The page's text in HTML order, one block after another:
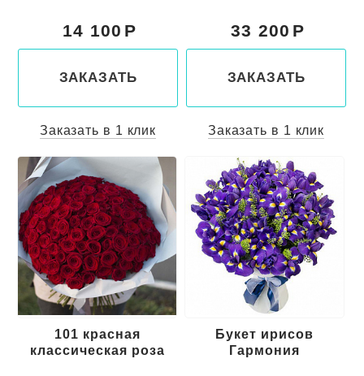
14 100
ЗАКАЗАТЬ
Заказать в 1 клик
33 200
ЗАКАЗАТЬ
Заказать в 1 клик
Букет ирисов
Гармония
101 красная
классическая роза